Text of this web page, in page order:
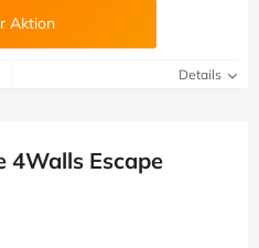
Aktion
Details
4Walls Escape